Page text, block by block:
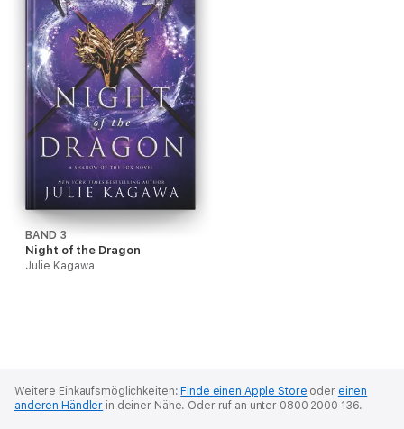
BAND 3
Night of the Dragon
Julie Kagawa
Weitere Einkaufsmöglichkeiten: Finde einen Apple Store oder einen
anderen Händler in deiner Nähe. Oder ruf an unter 0800 2000 136.